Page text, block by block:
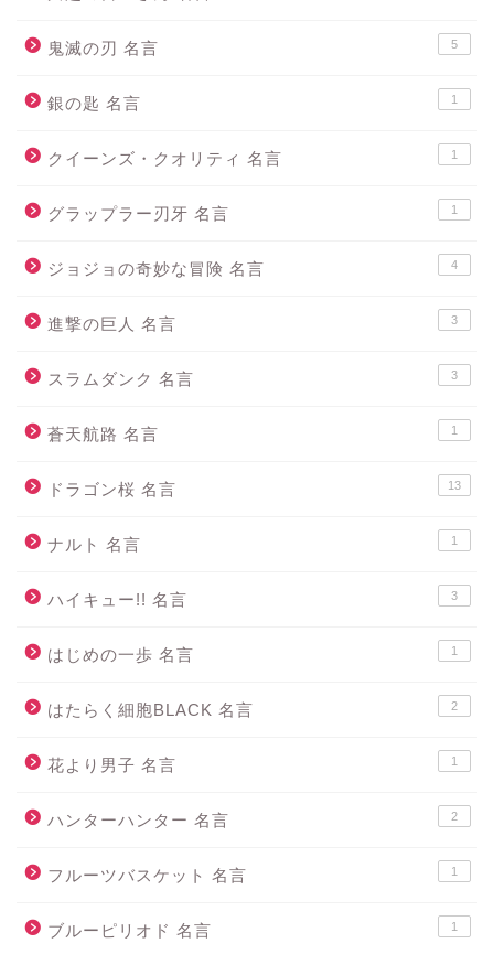
鬼滅の刃 名言 5
銀の匙 名言 1
クイーンズ・クオリティ 名言 1
グラップラー刃牙 名言 1
ジョジョの奇妙な冒険 名言 4
進撃の巨人 名言 3
スラムダンク 名言 3
蒼天航路 名言 1
ドラゴン桜 名言 13
ナルト 名言 1
ハイキュー!! 名言 3
はじめの一歩 名言 1
はたらく細胞BLACK 名言 2
花より男子 名言 1
ハンターハンター 名言 2
フルーツバスケット 名言 1
ブルーピリオド 名言 1